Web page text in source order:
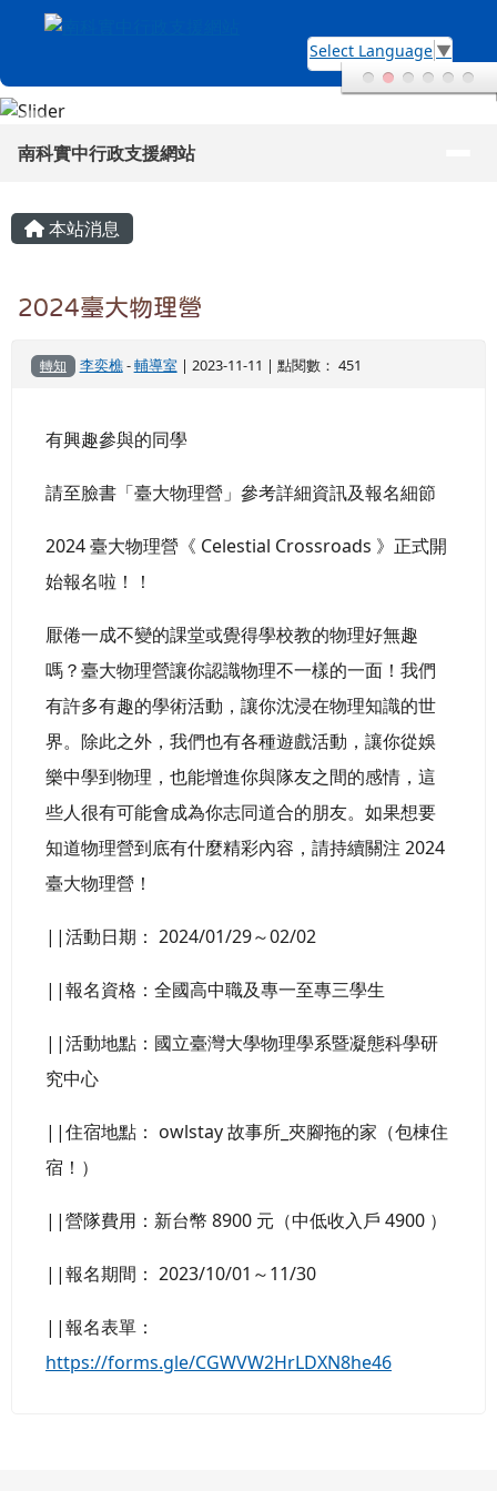
跳至主內容區
南科實中行政支援網站
Select Language ▼
導覽列
南科實中行政支援網站
主內容區域
本站消息
2024臺大物理營
轉知 李奕樵-輔導室 | 2023-11-11 | 點閱數： 451
有興趣參與的同學
請至臉書「臺大物理營」參考詳細資訊及報名細節
2024 臺大物理營《 Celestial Crossroads 》正式開
始報名啦！！
厭倦一成不變的課堂或覺得學校教的物理好無趣
嗎？臺大物理營讓你認識物理不一樣的一面！我們
有許多有趣的學術活動，讓你沈浸在物理知識的世
界。除此之外，我們也有各種遊戲活動，讓你從娛
樂中學到物理，也能增進你與隊友之間的感情，這
些人很有可能會成為你志同道合的朋友。如果想要
知道物理營到底有什麼精彩內容，請持續關注 2024
臺大物理營！
||活動日期： 2024/01/29～02/02
||報名資格：全國高中職及專一至專三學生
||活動地點：國立臺灣大學物理學系暨凝態科學研
究中心
||住宿地點： owlstay 故事所_夾腳拖的家（包棟住
宿！）
||營隊費用：新台幣 8900 元（中低收入戶 4900 ）
||報名期間： 2023/10/01～11/30
||報名表單：
https://forms.gle/CGWVW2HrLDXN8he46